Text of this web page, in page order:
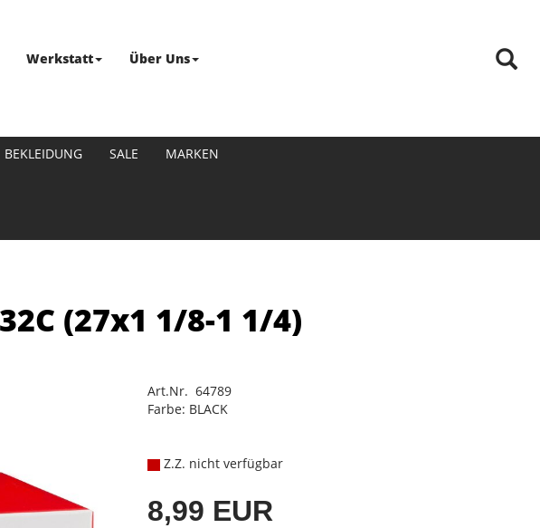
Werkstatt Über Uns
BEKLEIDUNG SALE MARKEN
(27x1 1/8-1 1/4)
Art.Nr. 64789
Farbe: BLACK
Z.Z. nicht verfügbar
8,99 EUR